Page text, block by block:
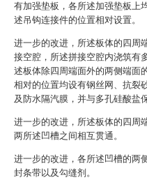
有加强垫板，各所述加强垫板上
述吊钩连接件的位置相对设置。
进一步的改进，所述板体的四周
接空腔，所述拼接空腔内浇筑有
述板体除四周端面外的两侧端面
相对的位置均设有钢丝网、抗裂
及防水隔汽膜，并与多孔硅酸盐
进一步的改进，所述板体的四周
两所述凹槽之间相互贯通。
进一步的改进，各所述凹槽的两
封条带以及勾缝剂。